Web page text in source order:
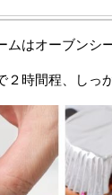
ムはオーブンシ
２時間程、しっ